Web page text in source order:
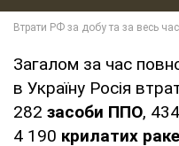
Загалом за час
в Україну Росія
282 засоби ППО, 434
4 190 крилатих